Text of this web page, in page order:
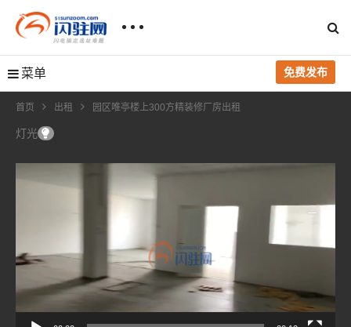
菜单 免费发布
首页 出租 园区唯亭楼上300方精装修厂房出租
灯光
器